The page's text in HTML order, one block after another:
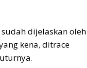
dijelaskan oleh
kena, ditrace